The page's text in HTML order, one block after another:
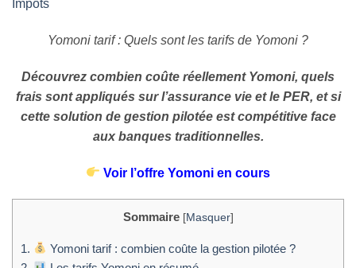
Impôts
Yomoni tarif : Quels sont les tarifs de Yomoni ?
Découvrez combien coûte réellement Yomoni, quels
frais sont appliqués sur l’assurance vie et le PER, et si
cette solution de gestion pilotée est compétitive face
aux banques traditionnelles.
Voir l’offre Yomoni en cours
Sommaire [Masquer]
1.
Yomoni tarif : combien coûte la gestion pilotée ?